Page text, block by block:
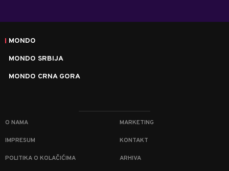
MONDO
MONDO SRBIJA
MONDO CRNA GORA
O NAMA MARKETING
IMPRESUM KONTAKT
POLITIKA O KOLAČIĆIMA ARHIVA